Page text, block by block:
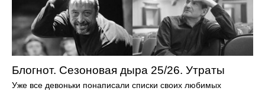
Блогнот. Сезоновая дыра 25/26. Утраты
Уже все девоньки понаписали списки своих любимых